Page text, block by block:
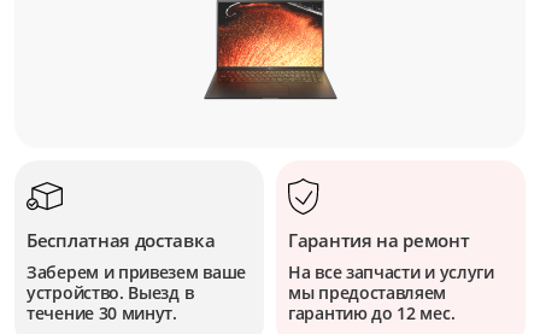
Бесплатная доставка
Заберем и привезем ваше
устройство. Выезд в
течение 30 минут.
Гарантия на ремонт
На все запчасти и услуги
мы предоставляем
гарантию до 12 мес.